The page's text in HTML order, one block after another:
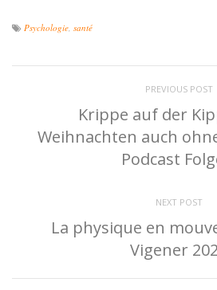
Psychologie santé
PREVIOUS POST
Krippe auf der
Weihnachten auch
Podcast
NEXT POST
La physique en
Vigener